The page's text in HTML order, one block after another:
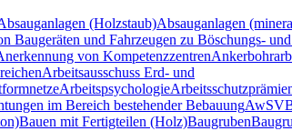
(Holzstaub)Absauganlagen
Baugeräten und Fahrzeugen zu Böschungs-
von Kompetenzzentren
Arbeitsausschuss Erd- und
Arbeitspsychologie
im Bereich bestehender BebauungAwSV
Bauen mit Fertigteilen (Holz)Baugruben